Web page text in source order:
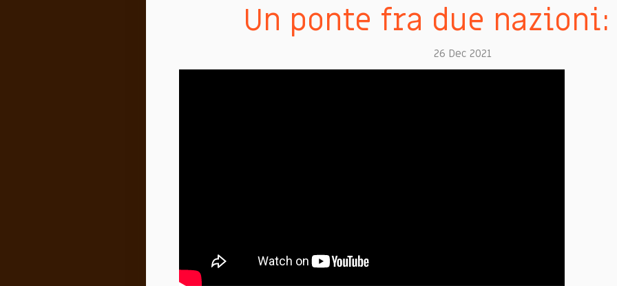
Un ponte fra due nazioni:
26 Dec 2021